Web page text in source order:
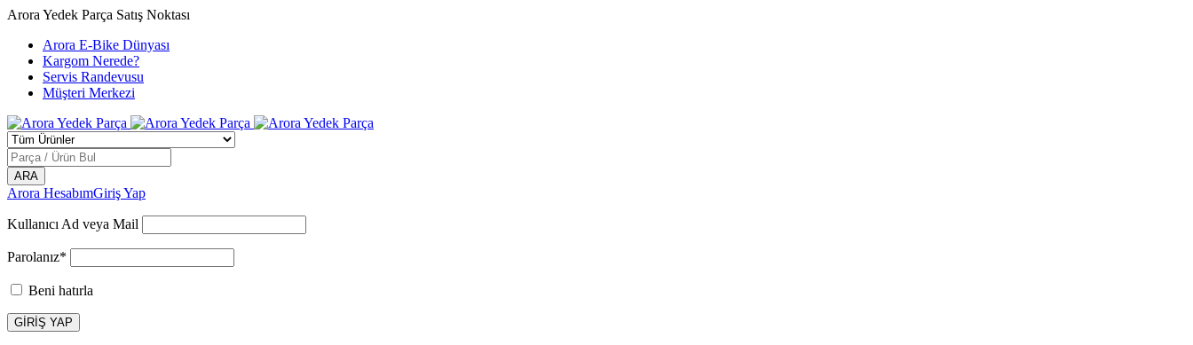
Arora Yedek Parça Satış Noktası
Arora E-Bike Dünyası
Kargom Nerede?
Servis Randevusu
Müşteri Merkezi
Arora HesabımGiriş Yap
Kullanıcı Ad veya Mail
Parolanız*
Beni hatırla